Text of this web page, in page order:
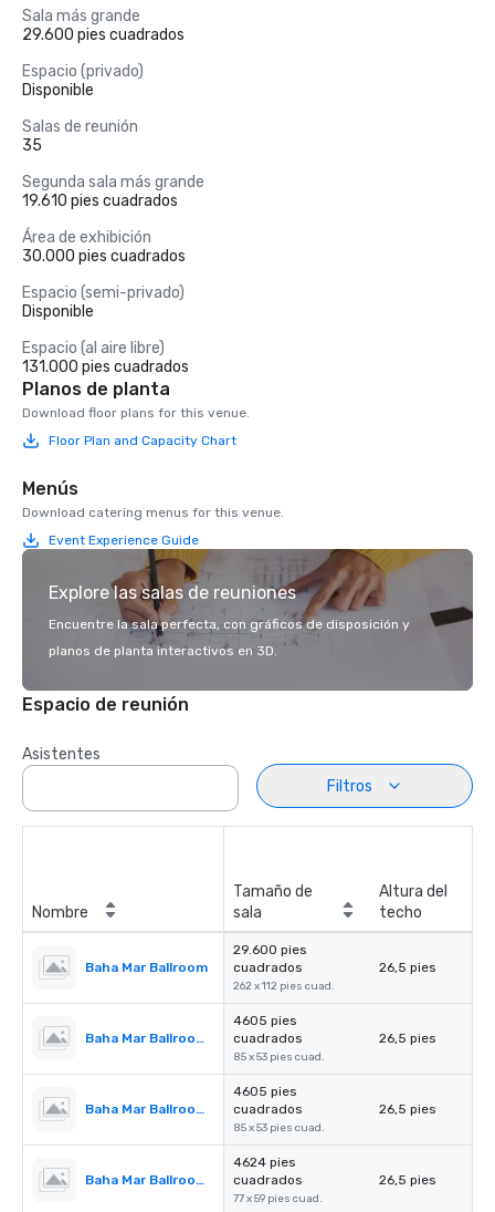
Sala más grande
29.600 pies cuadrados
Espacio (privado)
Disponible
Salas de reunión
35
Segunda sala más grande
19.610 pies cuadrados
Área de exhibición
30.000 pies cuadrados
Espacio (semi-privado)
Disponible
Espacio (al aire libre)
131.000 pies cuadrados
Planos de planta
Download floor plans for this venue.
Floor Plan and Capacity Chart
Menús
Download catering menus for this venue.
Event Experience Guide
Explore las salas de reuniones
Encuentre la sala perfecta, con gráficos de disposición y
planos de planta interactivos en 3D.
Espacio de reunión
Asistentes
Filtros
Nombre
Tamaño de
sala
Altura del
techo
Baha Mar Ballroom
29.600 pies
cuadrados
262 x 112 pies cuad.
26,5 pies
Baha Mar Ballroom Salon 1
4605 pies
cuadrados
85 x 53 pies cuad.
26,5 pies
Baha Mar Ballroom Salon 2
4605 pies
cuadrados
85 x 53 pies cuad.
26,5 pies
Baha Mar Ballroom Salon 3
4624 pies
cuadrados
77 x 59 pies cuad.
26,5 pies